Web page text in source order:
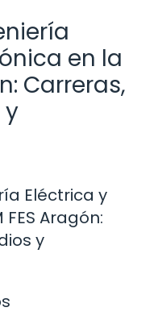
en la
Carreras,
y
Eléctrica y
Aragón:
y